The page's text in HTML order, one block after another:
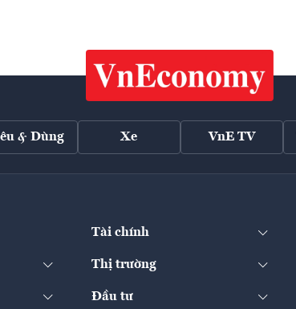
& Dùng Xe VnE TV
Tài chính
Thị trường
Đầu tư